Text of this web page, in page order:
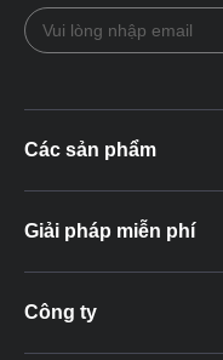
Các sản phẩm
Giải pháp miễn phí
Công ty